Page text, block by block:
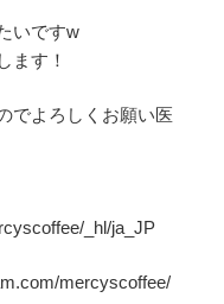
いですw
ます！
でよろしくお願い医
_hl/ja_JP
mercyscoffee/